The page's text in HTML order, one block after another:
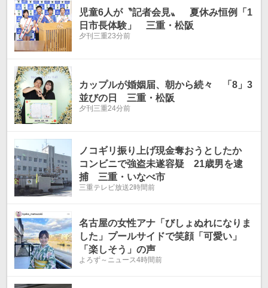
児童6人が〝記者会見〟 夏休み恒例「1
日市長体験」 三重・松阪
夕刊三重23分前
カップルが婚姻届、朝から続々 「8」3
並びの日 三重・松阪
夕刊三重24分前
ノコギリ振り上げ現金奪おうとしたか
コンビニで強盗未遂容疑 21歳男を逮
捕 三重・いなべ市
三重テレビ放送2時間前
名古屋の女性アナ「びしょぬれになりま
した」プールサイドで笑顔「可愛い」
「楽しそう」の声
よろず～ニュース4時間前